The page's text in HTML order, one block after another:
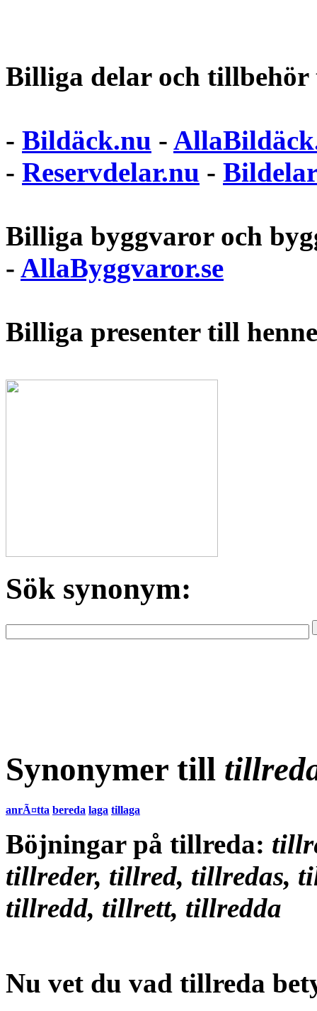
Billiga delar och
- Bildäck.nu -
- Reservdelar.nu - Bildelar
Billiga byggvaror och
- AllaByggvaror.se
Billiga presenter till
Sök synonym:
Synonymer till
anrÃ¤tta bereda laga tillaga
Böjningar på tillreda:
tillreder, tillred, tillredas,
tillredd, tillrett, tillredda
Nu vet du vad tillreda